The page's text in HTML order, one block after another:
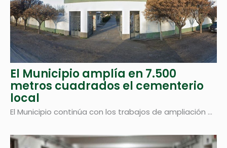
El Municipio amplía en 7.500
metros cuadrados el cementerio
local
El Municipio continúa con los trabajos de ampliación ...